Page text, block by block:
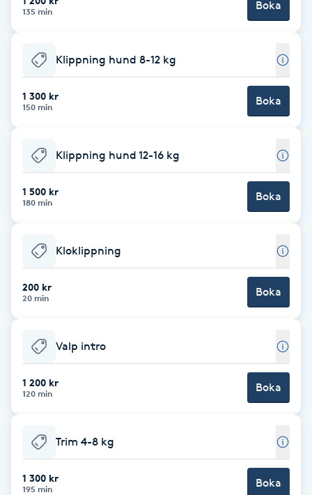
Babylights
Balayage
Bambumassage
BIAB
Blowout
Bottenfärg
Brynformning
Brynfärgning
Brynplockning
Bröllopsuppsättning
135 min Boka
Klippning hund 8-12 kg
1 300 kr
150 min Boka
Klippning hund 12-16 kg
1 500 kr
180 min Boka
Kloklippning
200 kr
20 min Boka
Valp intro
1 200 kr
120 min Boka
Trim 4-8 kg
1 300 kr
195 min Boka